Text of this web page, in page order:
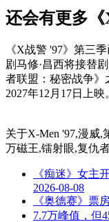
还会有更多《
《X战警 '97》第三
剧马修·昌西将接替
者联盟：秘密战争
2027年12月17日上映
关于X-Men '97,漫威,
万磁王,镭射眼,复仇
《痴迷》女主
2026-08-08
《奥德赛》票
7.7万峰值，但